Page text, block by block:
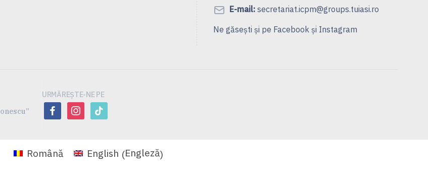
E-mail:secretariat.icpm@groups.tuiasi.ro
Ne găsești și pe Facebook și Instagram
URMĂREȘTE-NE PE
facebookinstagram
tiktok
Română English (Engleză)